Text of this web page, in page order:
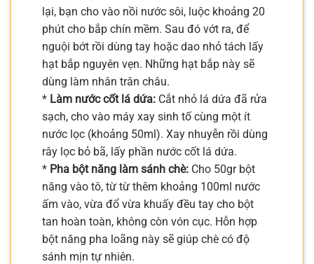
lại, bạn cho vào nồi nước sôi, luộc khoảng 20
phút cho bắp chín mềm. Sau đó vớt ra, để
nguội bớt rồi dùng tay hoặc dao nhỏ tách lấy
hạt bắp nguyên vẹn. Những hạt bắp này sẽ
dùng làm nhân trân châu.
* Làm nước cốt lá dứa: Cắt nhỏ lá dứa đã rửa
sạch, cho vào máy xay sinh tố cùng một ít
nước lọc (khoảng 50ml). Xay nhuyễn rồi dùng
rây lọc bỏ bã, lấy phần nước cốt lá dứa.
* Pha bột năng làm sánh chè: Cho 50gr bột
năng vào tô, từ từ thêm khoảng 100ml nước
ấm vào, vừa đổ vừa khuấy đều tay cho bột
tan hoàn toàn, không còn vón cục. Hỗn hợp
bột năng pha loãng này sẽ giúp chè có độ
sánh mịn tự nhiên.